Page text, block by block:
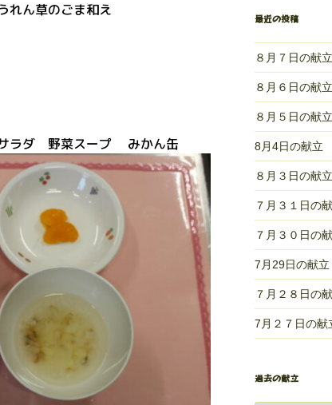
ん草のごま和え
ラダ 野菜スープ みかん缶
最近の投稿
８月７日の献立
８月６日の献立
８月５日の献立
8月4日の献立
８月３日の献立
７月３１日の
７月３０日の
7月29日の献立
７月２８日の
7月２７日の献
過去の献立